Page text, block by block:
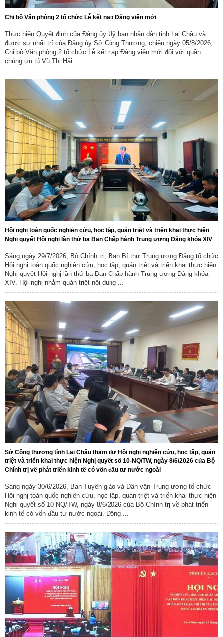
Chi bộ Văn phòng 2 tổ chức Lễ kết nạp Đảng viên mới
Thực hiện Quyết định của Đảng ủy Uỷ ban nhân dân tỉnh Lai Châu và
được sự nhất trí của Đảng ủy Sở Công Thương, chiều ngày 05/8/2026,
Chi bộ Văn phòng 2 tổ chức Lễ kết nạp Đảng viên mới đối với quần
chúng ưu tú Vũ Thị Hải.
Hội nghị toàn quốc nghiên cứu, học tập, quán triệt và triển khai thực hiện
Nghị quyết Hội nghị lần thứ ba Ban Chấp hành Trung ương Đảng khóa XIV
Sáng ngày 29/7/2026, Bộ Chính trị, Ban Bí thư Trung ương Đảng tổ chức
Hội nghị toàn quốc nghiên cứu, học tập, quán triệt và triển khai thực hiện
Nghị quyết Hội nghị lần thứ ba Ban Chấp hành Trung ương Đảng khóa
XIV. Hội nghị nhằm quán triệt nội dung ...
Sở Công thương tỉnh Lai Châu tham dự Hội nghị nghiên cứu, học tập, quán
triệt và triển khai thực hiện Nghị quyết số 10-NQ/TW, ngày 8/6/2026 của Bộ
Chính trị về phát triển kinh tế có vốn đầu tư nước ngoài
Sáng ngày 30/6/2026, Ban Tuyên giáo và Dân vận Trung ương tổ chức
Hội nghị toàn quốc nghiên cứu, học tập, quán triệt và triển khai thực hiện
Nghị quyết số 10-NQ/TW, ngày 8/6/2026 của Bộ Chính trị về phát triển
kinh tế có vốn đầu tư nước ngoài. Đồng ...